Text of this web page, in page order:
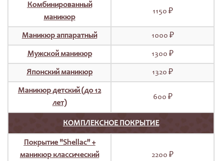
Комбинированный
маникюр
1150 ₽
Маникюр аппаратный 1000 ₽
Мужской маникюр 1300 ₽
Японский маникюр 1320 ₽
Маникюр детский (до 12
лет)
600 ₽
КОМПЛЕКСНОЕ ПОКРЫТИЕ
Покрытие "Shellac" +
маникюр классический
2200 ₽